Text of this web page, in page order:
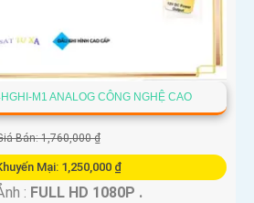
và hình ảnh chất lượng sắc nét. Hãy
tâm hơn với Camera Hikvision!
thiệu trên sẽ giúp bạn thu hút được
sản phẩm Camera Hikvision giá rẻ và
M1 ANALOG CÔNG NGHỆ CAO
Bán: 1,760,000 ₫
Mại: 1,250,000 ₫
: FULL HD 1080P .